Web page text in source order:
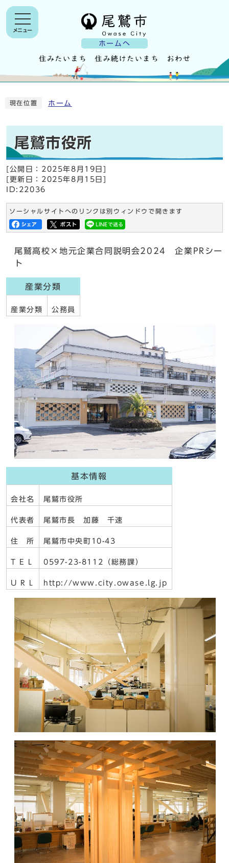
ホームへ
メニュー
現在位置 ホーム
尾鷲市役所
[公開日： 2025年8月19日
[更新日： 2025年8月15日
ID:22036
ソーシャルサイトへのリンクは別ウィンドウで開きます
尾鷲高校×地元企業合同説明会2024 企業PRシー
ト
産業分類
産業分類 公務員
基本情報
会社名 尾鷲市役所
代表者 尾鷲市長 加藤 千速
住 所 尾鷲市中央町10-43
T E L 0597-23-8112（総務課）
U R L http://www.city.owase.lg.jp